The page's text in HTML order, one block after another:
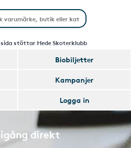
sida stöttar Hede Skoterklubb
Biobiljetter
Kampanjer
Logga in
direkt